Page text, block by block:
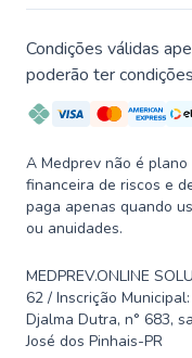
Condições válidas
poderão ter
A Medprev não é
financeira de riscos e
paga apenas quando
ou anuidades.
MEDPREV.ONLINE
62 / Inscrição
Djalma Dutra, n° 683,
José dos Pinhais-PR